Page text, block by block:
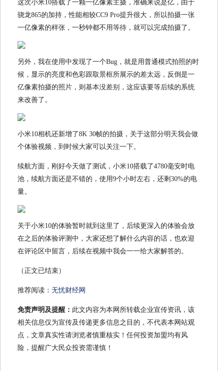
这次小米10搭载了一颗一亿像素主摄，准确来说是亿，由于
骁龙865的加持，性能相较CC9 Pro提升很大，所以拍摄一张
一亿像素的样张，一秒钟都不用等待，就可以完成拍摄了。
另外，我在使用中发现了一个Bug，就是用普通模式拍照的时
候，显示的亮度和色彩跟取景框所展示的差太远，反倒是一
亿像素拍摄的照片，则基本没差别，这应该要等后续的系统
来改善了。
小米10相机还新增了8K 30帧的拍摄，关于这部分明天我会做
个体验视频，到时候大家可以关注一下。
续航方面，刚好今天做了测试，小米10搭载了4780毫安时电
池，续航方面还是不错的，使用9个小时左右，还剩30%的电
量。
关于小米10的体验暂时就到这里了，后续更深入的体验会放
在之后的体验评测中，大家还想了解什么内容的话，也欢迎
在评论区中留言，后续在视频中我会一一给大家解答的。
（正文已结束）
推荐阅读： 无忧财经网
免责声明及提醒： 此文内容为本网所转载企业宣传资讯，该
相关信息仅为宣传及传递更多信息之目的，不代表本网站观
点，文章真实性请浏览者慎重核实！任何投资加盟均有风
险，提醒广大民众投资需谨慎！